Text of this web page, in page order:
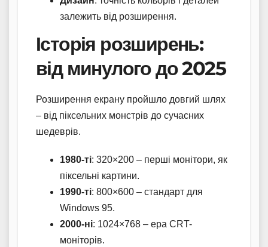
залежить від розширення.
Історія розширень:
від минулого до 2025
Розширення екрану пройшло довгий шлях
– від піксельних монстрів до сучасних
шедеврів.
1980-ті: 320×200 – перші монітори, як
піксельні картини.
1990-ті: 800×600 – стандарт для
Windows 95.
2000-ні: 1024×768 – ера CRT-
моніторів.